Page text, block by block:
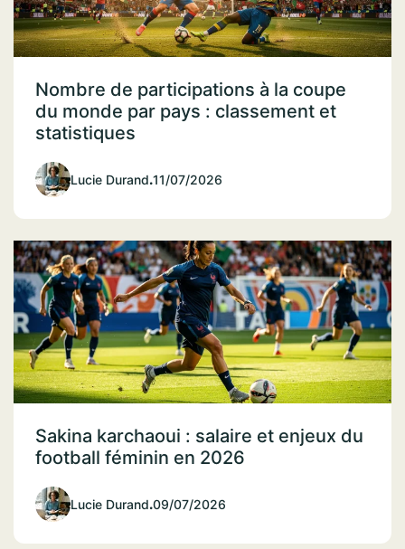
Nombre de participations à la coupe
du monde par pays : classement et
statistiques
Lucie Durand.11/07/2026
Sakina karchaoui : salaire et enjeux du
football féminin en 2026
Lucie Durand.09/07/2026